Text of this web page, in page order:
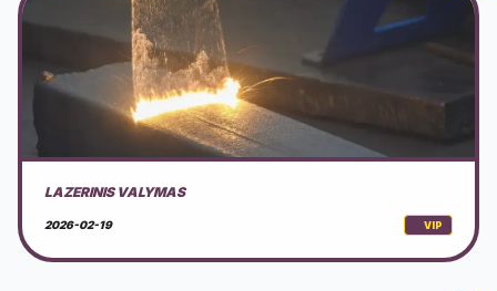
LAZERINIS VALYMAS
2026-02-19 VIP